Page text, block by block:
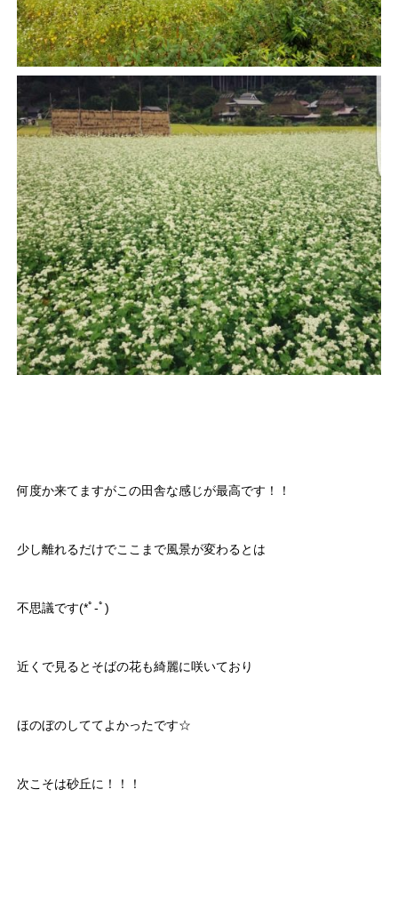
何度か来てますがこの田舎な感じが最高です！！
少し離れるだけでここまで風景が変わるとは
不思議です(*ﾟ-ﾟ)
近くで見るとそばの花も綺麗に咲いており
ほのぼのしててよかったです☆
次こそは砂丘に！！！